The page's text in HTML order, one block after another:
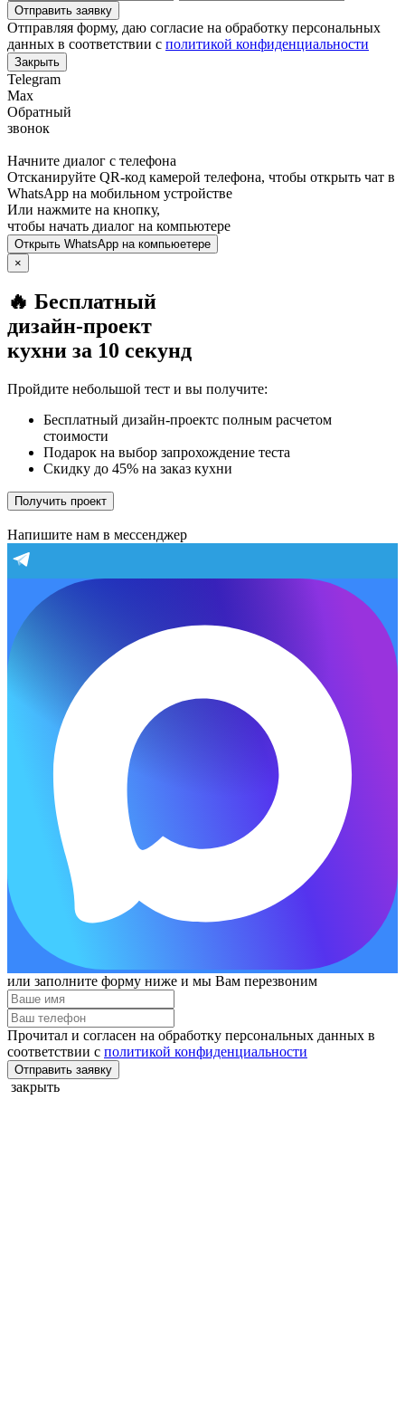
Отправить заявку
Отправляя форму, даю согласие на обработку персональных
данных в соответствии с политикой конфиденциальности
Закрыть
Telegram
Max
Обратный
звонок
Начните диалог с телефона
Отсканируйте QR-код камерой телефона, чтобы открыть чат в
WhatsApp на мобильном устройстве
Или нажмите на кнопку,
чтобы начать диалог на компьютере
Открыть WhatsApp на компьюетере
×
🔥 Бесплатный
дизайн-проект
кухни за 10 секунд
Пройдите небольшой тест и вы получите:
Бесплатный дизайн-проектс полным расчетом
стоимости
Подарок на выбор запрохождение теста
Скидку до 45% на заказ кухни
Получить проект
Напишите нам в мессенджер
или заполните форму ниже и мы Вам перезвоним
Прочитал и согласен на обработку персональных данных в
соответствии с политикой конфиденциальности
Отправить заявку
закрыть